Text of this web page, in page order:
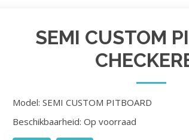
SEMI CUSTOM
Model: SEMI CUSTOM PITBOARD
Beschikbaarheid: Op voorraad